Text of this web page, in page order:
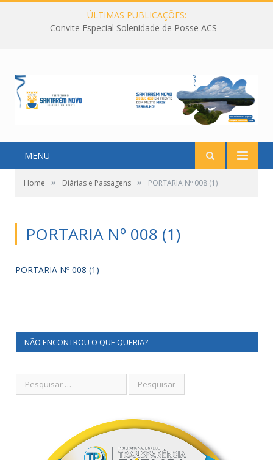
ÚLTIMAS PUBLICAÇÕES:
Convite Especial Solenidade de Posse ACS
MENU
Home » Diárias e Passagens » PORTARIA Nº 008 (1)
PORTARIA Nº 008 (1)
PORTARIA Nº 008 (1)
NÃO ENCONTROU O QUE QUERIA?